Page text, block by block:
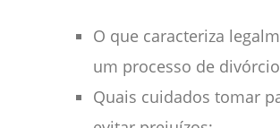
O que caracteriza
um processo de
Quais cuidados tomar